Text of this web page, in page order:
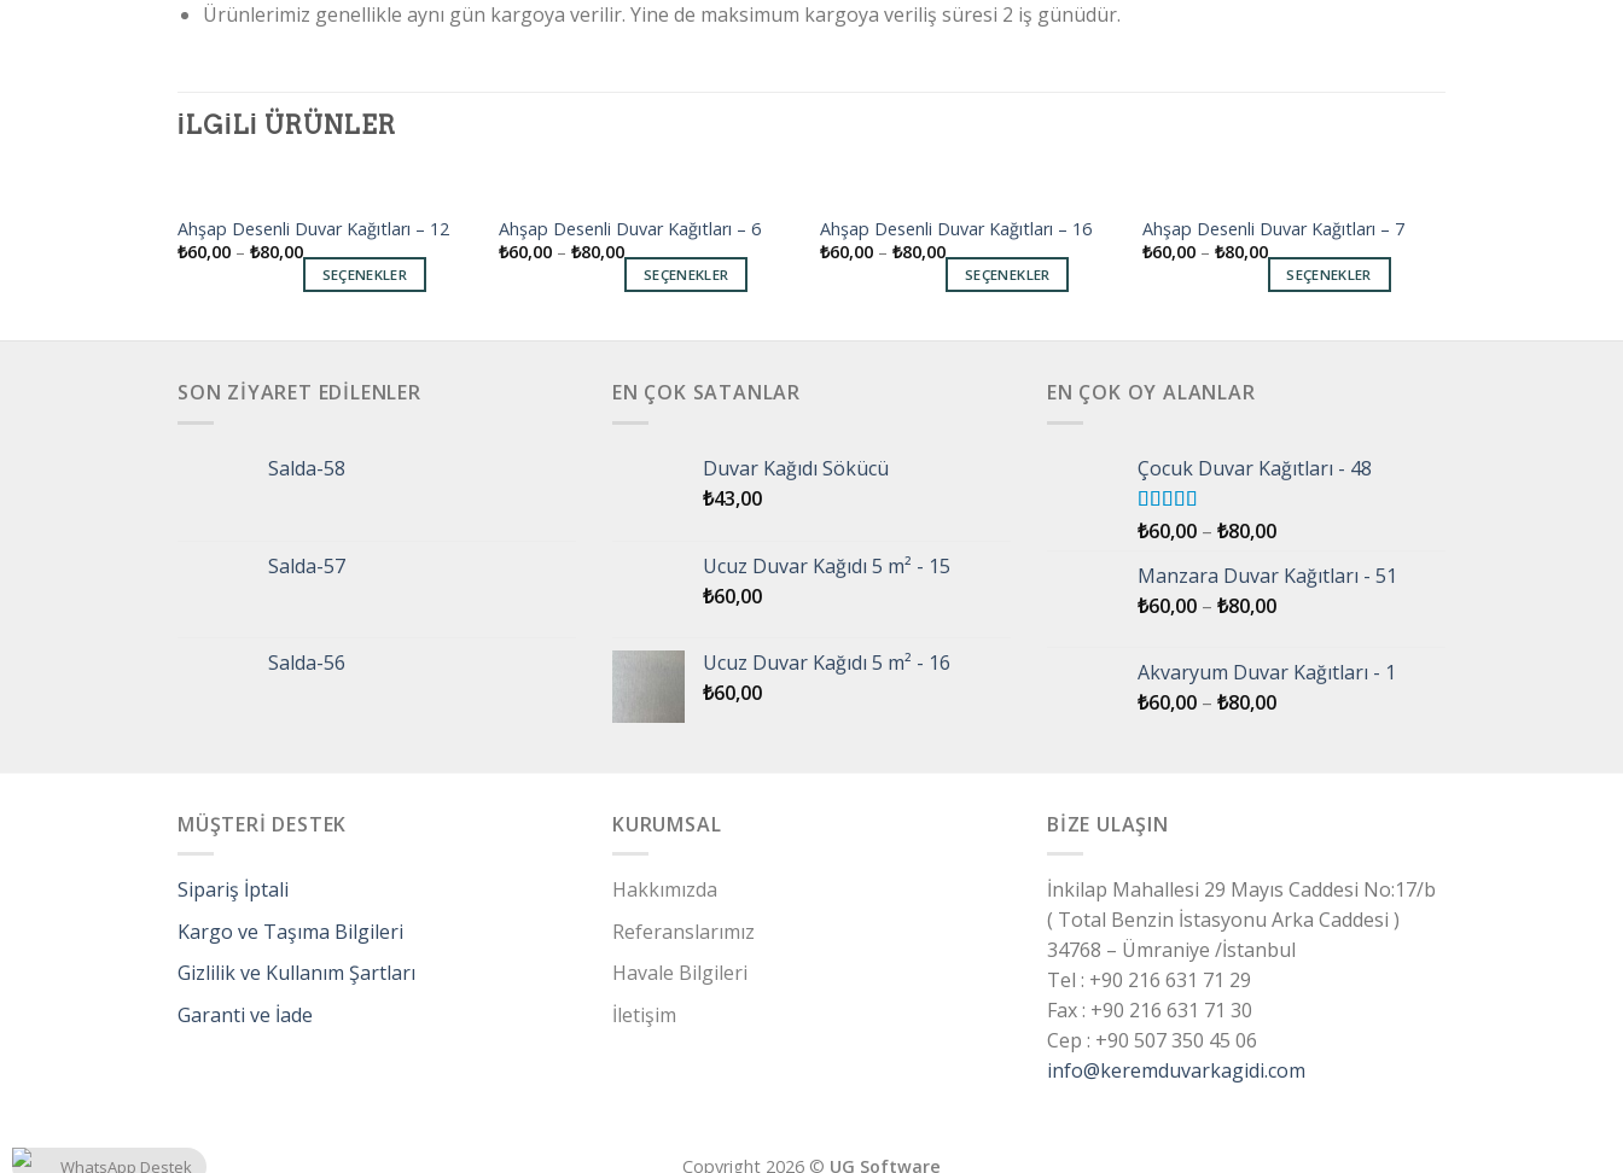
Ürünlerimiz genellikle aynı gün kargoya verilir. Yine de maksimum kargoya veriliş süresi 2 iş günüdür.
İLGILI ÜRÜNLER
Add to
wishlist
Ahşap Desenli Duvar Kağıtları – 12
₺60,00– ₺80,00
SEÇENEKLER
Add to
wishlist
Ahşap Desenli Duvar Kağıtları – 6
₺60,00 –₺80,00
SEÇENEKLER
Add to
wishlist
Ahşap Desenli Duvar Kağıtları – 16
₺60,00 –₺80,00
SEÇENEKLER
Add to
wishlist
Ahşap Desenli Duvar Kağıtları – 7
₺60,00– ₺80,00
SEÇENEKLER
SON ZIYARET EDILENLER
Salda-58
Salda-57
Salda-56
EN ÇOK SATANLAR
Duvar Kağıdı Sökücü
₺43,00
Ucuz Duvar Kağıdı 5 m² - 15
₺60,00
Ucuz Duvar Kağıdı 5 m² - 16
₺60,00
EN ÇOK OY ALANLAR
Çocuk Duvar Kağıtları - 48
5 üzerinden
5.00oy aldı
₺60,00 – ₺80,00
Manzara Duvar Kağıtları - 51
₺60,00 – ₺80,00
Akvaryum Duvar Kağıtları - 1
₺60,00 – ₺80,00
MÜŞTERİ DESTEK
Sipariş İptali
Kargo ve Taşıma Bilgileri
Gizlilik ve Kullanım Şartları
Garanti ve İade
KURUMSAL
Hakkımızda
Referanslarımız
Havale Bilgileri
İletişim
BİZE ULAŞIN
İnkilap Mahallesi 29 Mayıs Caddesi No:17/b
( Total Benzin İstasyonu Arka Caddesi )
34768 – Ümraniye /İstanbul
Tel : +90 216 631 71 29
Fax : +90 216 631 71 30
Cep : +90 507 350 45 06
info@keremduvarkagidi.com
Copyright 2026 © UG Software
WhatsApp Destek